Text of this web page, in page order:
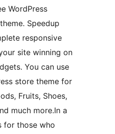
WordPress
Speedup
responsive
site winning on
You can use
store theme for
Fruits, Shoes,
much more.In a
for those who